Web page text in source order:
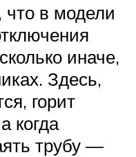
в модели
иначе,
Здесь,
горит
когда
трубу —